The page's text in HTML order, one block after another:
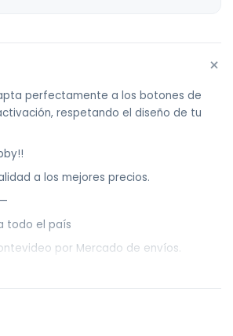
+
perfectamente a los botones de
respetando el diseño de tu
a los mejores precios.
todo el país
por Mercado de envíos.